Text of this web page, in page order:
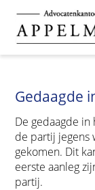
Gedaagde
De gedaagde
de partij jegens
gekomen. Dit
eerste aanleg
partij.